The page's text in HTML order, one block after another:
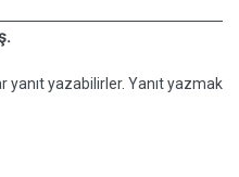
yanıt yazabilirler. Yanıt yazmak